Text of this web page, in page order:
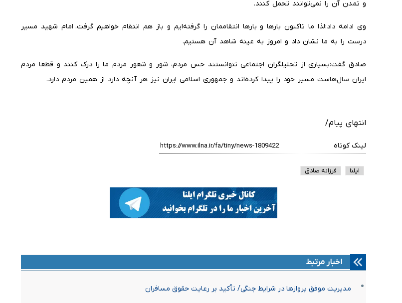
و تمدن آن را نمی‌توانند تحمل کنند.
وی ادامه داد:لذا ما تاکنون بارها و بارها انتقاممان را گرفته‌ایم و باز هم انتقام خواهیم گرفت. امام شهید مسیر
درست را به ما نشان داد و امروز به عینه شاهد آن هستیم.
صادق گفت:بسیاری از تحلیلگران اجتماعی نتوانستند حس مردم، شور و شعور مردم ما را درک کنند و قطعا مردم
ایران سال‌هاست مسیر خود را پیدا کرده‌اند و جمهوری اسلامی ایران نیز هر آنچه دارد از همین مردم دارد.
انتهای پیام/
لینک کوتاه
ایلنا فرزانه صادق
اخبار مرتبط
مدیریت موفق پروازها در شرایط جنگی/ تأکید بر رعایت حقوق مسافران